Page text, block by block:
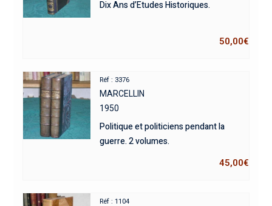
Dix Ans d’Etudes Historiques.
50,00€
Réf : 3376
MARCELLIN
1950
Politique et politiciens pendant la
guerre. 2 volumes.
45,00€
Réf : 1104